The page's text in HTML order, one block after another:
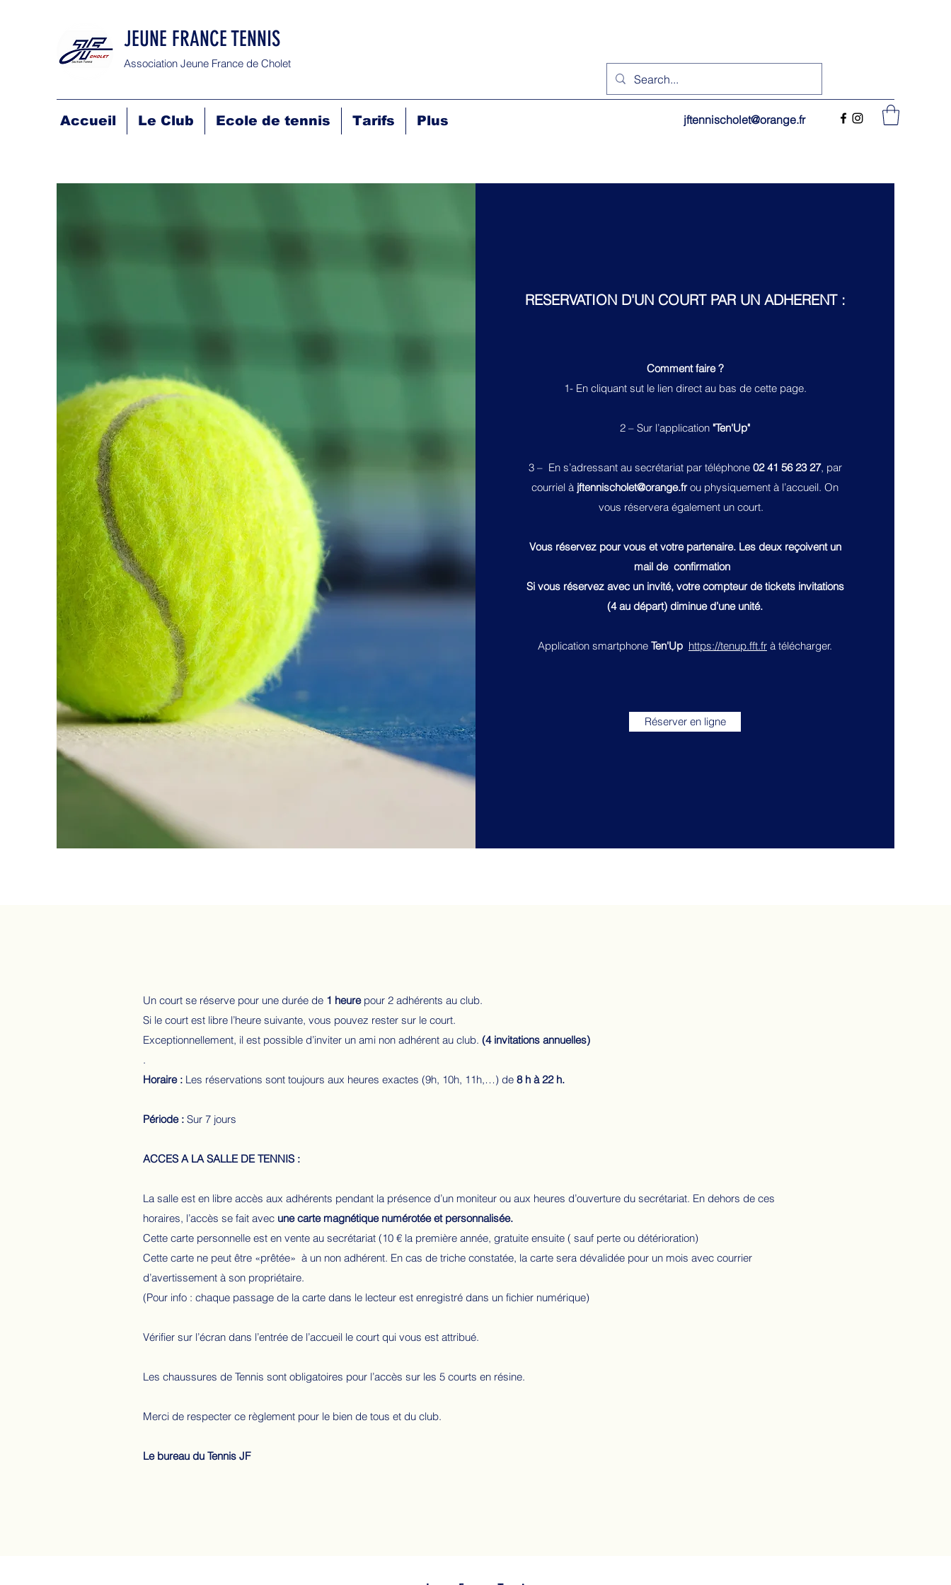
JEUNE FRANCE TENNIS
Association Jeune France de Cholet
Accueil Le Club Ecole de tennis Tarifs Plus jftennischolet@orange.fr
RESERVATION D'UN COURT PAR UN ADHERENT :
Comment faire ?
1- En cliquant sut le lien direct au bas de cette page.
2 – Sur l’application "Ten'Up"
3 – En s’adressant au secrétariat par téléphone 02 41 56 23 27, par
courriel à jftennischolet@orange.frou physiquement à l’accueil. On
vous réservera également un court.
Vous réservez pour vous et votre partenaire. Les deux reçoivent un
mail de confirmation
Si vous réservez avec un invité, votre compteur de tickets invitations
(4 au départ) diminue d’une unité.
Application smartphone Ten'Up https://tenup.fft.fr à télécharger.
Réserver en ligne
Un court se réserve pour une durée de 1 heure pour 2 adhérents au club.
Si le court est libre l’heure suivante, vous pouvez rester sur le court.
Exceptionnellement, il est possible d’inviter un ami non adhérent au club. (4 invitations annuelles)
.
Horaire : Les réservations sont toujours aux heures exactes (9h, 10h, 11h,…) de 8 h à 22 h.
Période : Sur 7 jours
ACCES A LA SALLE DE TENNIS :
La salle est en libre accès aux adhérents pendant la présence d’un moniteur ou aux heures d’ouverture du secrétariat. En dehors de ces
horaires, l’accès se fait avec une carte magnétique numérotée et personnalisée.
Cette carte personnelle est en vente au secrétariat (10 € la première année, gratuite ensuite ( sauf perte ou détérioration)
Cette carte ne peut être «prêtée» à un non adhérent. En cas de triche constatée, la carte sera dévalidée pour un mois avec courrier
d’avertissement à son propriétaire.
(Pour info : chaque passage de la carte dans le lecteur est enregistré dans un fichier numérique)
Vérifier sur l’écran dans l’entrée de l’accueil le court qui vous est attribué.
Les chaussures de Tennis sont obligatoires pour l’accès sur les 5 courts en résine.
Merci de respecter ce règlement pour le bien de tous et du club.
Le bureau du Tennis JF